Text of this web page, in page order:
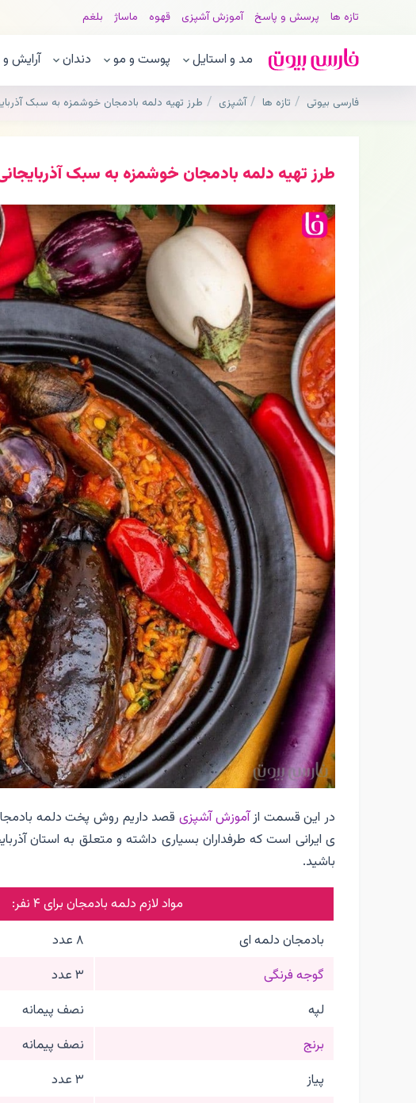
تازه ها پرسش و پاسخ آموزش آشپزی قهوه ماساژ بلغم
مد و استایل پوست و مو دندان آرایش
فارسی بیوتی تازه ها آشپزی طرز تهیه دلمه بادمجان خوشمزه به سبک
طرز تهیه دلمه بادمجان خوشمزه به سبک
در این قسمت ازآموزش آشپزی قصد داریم روش پخت دلمه
ی ایرانی است که طرفداران بسیاری داشته و متعلق به استان
باشید.
مواد لازم دلمه بادمجان برای ۴ نفر:
بادمجان دلمه ای
۸ عدد
گوجه فرنگی
۳ عدد
لپه
نصف پیمانه
برنج
نصف پیمانه
پیاز
۳ عدد